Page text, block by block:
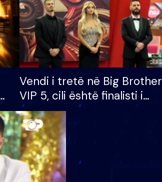
Vendi i tretë në Big Brother
VIP 5, cili është finalisti i
radhës që lë shtëpinë